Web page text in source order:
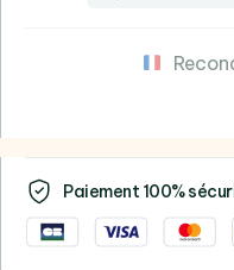
Paiement 100%